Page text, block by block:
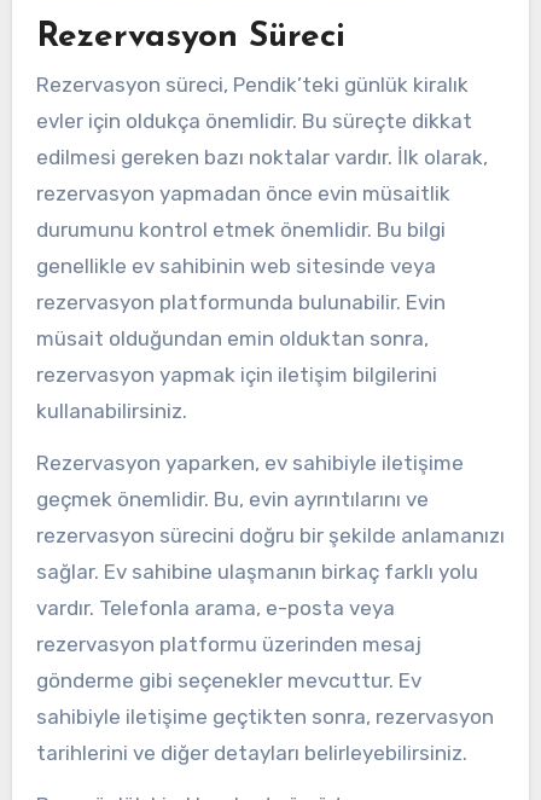
Rezervasyon Süreci
Rezervasyon süreci, Pendik’teki günlük kiralık
evler için oldukça önemlidir. Bu süreçte dikkat
edilmesi gereken bazı noktalar vardır. İlk olarak,
rezervasyon yapmadan önce evin müsaitlik
durumunu kontrol etmek önemlidir. Bu bilgi
genellikle ev sahibinin web sitesinde veya
rezervasyon platformunda bulunabilir. Evin
müsait olduğundan emin olduktan sonra,
rezervasyon yapmak için iletişim bilgilerini
kullanabilirsiniz.
Rezervasyon yaparken, ev sahibiyle iletişime
geçmek önemlidir. Bu, evin ayrıntılarını ve
rezervasyon sürecini doğru bir şekilde anlamanızı
sağlar. Ev sahibine ulaşmanın birkaç farklı yolu
vardır. Telefonla arama, e-posta veya
rezervasyon platformu üzerinden mesaj
gönderme gibi seçenekler mevcuttur. Ev
sahibiyle iletişime geçtikten sonra, rezervasyon
tarihlerini ve diğer detayları belirleyebilirsiniz.